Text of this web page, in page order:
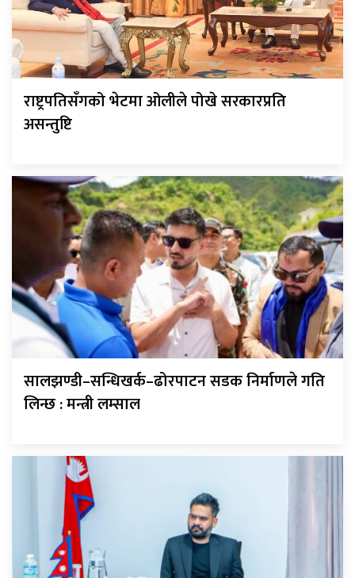
राष्ट्रपतिसँगको भेटमा ओलीले पोखे सरकारप्रति
असन्तुष्टि
सालझण्डी–सन्धिखर्क–ढोरपाटन सडक निर्माणले गति
लिन्छ : मन्त्री लम्साल